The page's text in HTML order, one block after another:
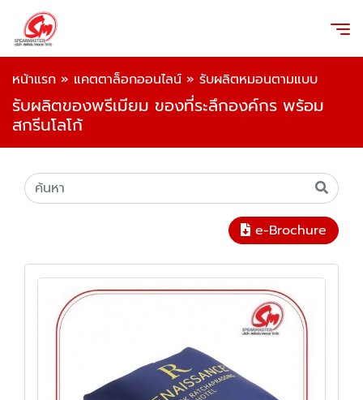
หน้าแรก » แคตตาล็อกออนไลน์ » รับผลิตหมอนตามแบบ
รับผลิตของพรีเมียม ของที่ระลึกองค์กร พร้อม
สกรีนโลโก้
e-Brochure